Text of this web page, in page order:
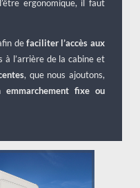
ergonomique, il faut
defaciliter l’accès aux
à l’arrière de la cabine et
, que nous ajoutons,
emmarchement fixe ou